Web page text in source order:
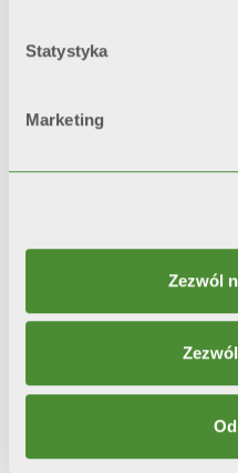
Statystyka
Marketing
Zezwól
obszarze
takie podejście
innowacyjne
rynku produkty
dodaną, ale
reagowania na